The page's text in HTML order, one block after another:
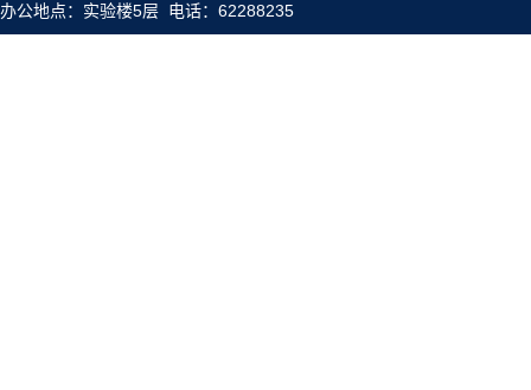
办公地点：实验楼5层 电话：62288235